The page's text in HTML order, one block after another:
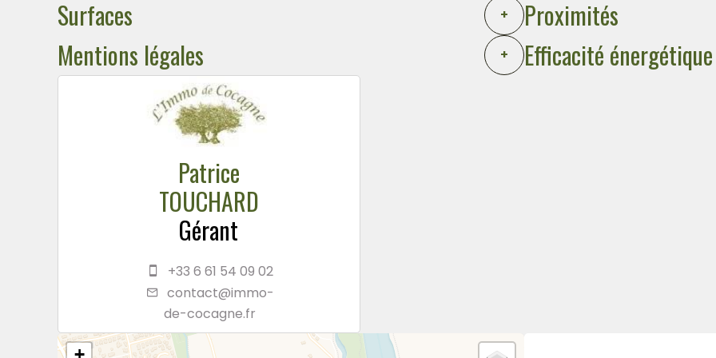
Surfaces +
Proximités
Mentions légales
+ Efficacité énergétique
Patrice
TOUCHARD
Gérant
+33 6 61 54 09 02
contact@immo-
de-cocagne.fr
+